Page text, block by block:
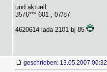
und aktuell
3576*** 601 , 07/87
4620614 lada 2101 bj 85
geschrieben: 13.05.2007 00:32